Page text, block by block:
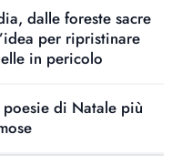
dalle foreste sacre
per ripristinare
in pericolo
poesie di Natale più